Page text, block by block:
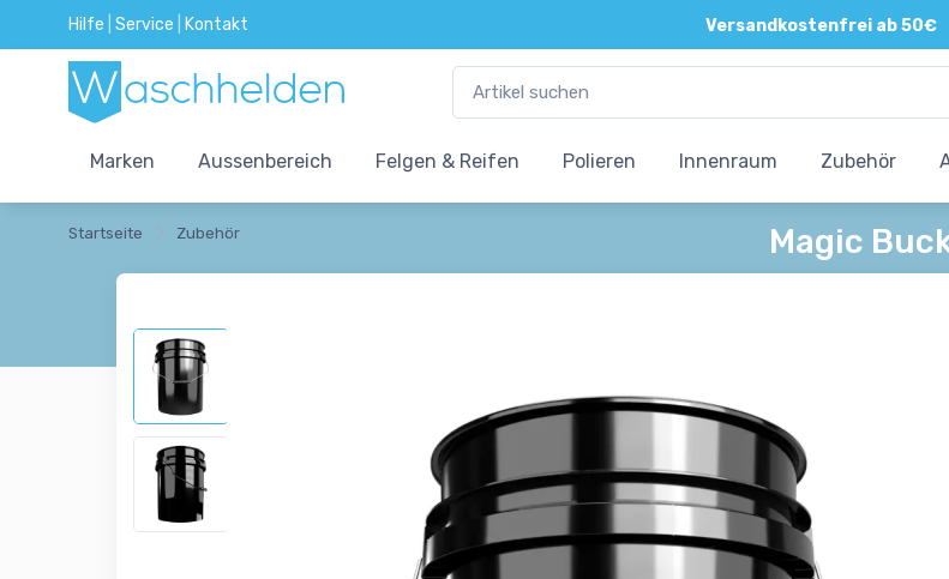
Hilfe Service Kontakt Versandkostenfrei ab 50€
Marken Aussenbereich Felgen & Reifen Polieren Innenraum Zubehör
Startseite Zubehör Magic